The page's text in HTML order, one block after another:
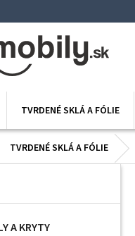
TVRDENÉ SKLÁ A FÓLIE
TVRDENÉ SKLÁ A FÓLIE
A KRYTY